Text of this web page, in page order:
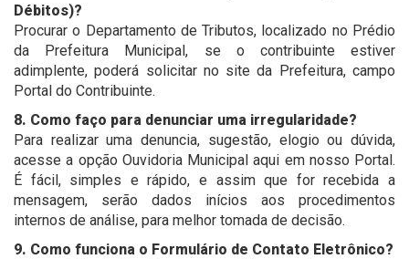
Débitos)?
Procurar o Departamento de Tributos, localizado no Prédio
da Prefeitura Municipal, se o contribuinte estiver
adimplente, poderá solicitar no site da Prefeitura, campo
Portal do Contribuinte.
8. Como faço para denunciar uma irregularidade?
Para realizar uma denuncia, sugestão, elogio ou dúvida,
acesse a opção Ouvidoria Municipal aqui em nosso Portal.
É fácil, simples e rápido, e assim que for recebida a
mensagem, serão dados inícios aos procedimentos
internos de análise, para melhor tomada de decisão.
9. Como funciona o Formulário de Contato Eletrônico?